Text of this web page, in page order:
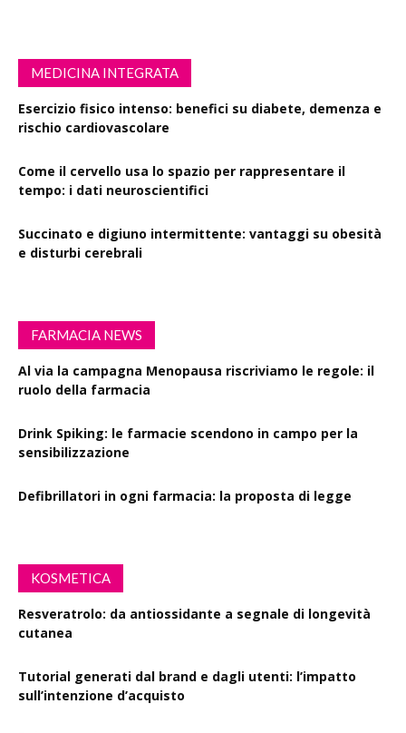
MEDICINA INTEGRATA
Esercizio fisico intenso: benefici su diabete, demenza e
rischio cardiovascolare
Come il cervello usa lo spazio per rappresentare il
tempo: i dati neuroscientifici
Succinato e digiuno intermittente: vantaggi su obesità
e disturbi cerebrali
FARMACIA NEWS
Al via la campagna Menopausa riscriviamo le regole: il
ruolo della farmacia
Drink Spiking: le farmacie scendono in campo per la
sensibilizzazione
Defibrillatori in ogni farmacia: la proposta di legge
KOSMETICA
Resveratrolo: da antiossidante a segnale di longevità
cutanea
Tutorial generati dal brand e dagli utenti: l’impatto
sull’intenzione d’acquisto